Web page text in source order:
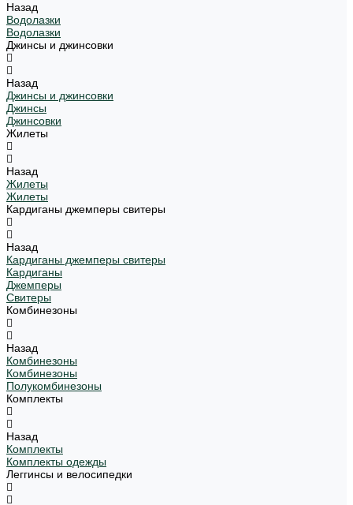
Назад
Водолазки
Водолазки
Джинсы и джинсовки
Назад
Джинсы и джинсовки
Джинсы
Джинсовки
Жилеты
Назад
Жилеты
Жилеты
Кардиганы джемперы свитеры
Назад
Кардиганы джемперы свитеры
Кардиганы
Джемперы
Свитеры
Комбинезоны
Назад
Комбинезоны
Комбинезоны
Полукомбинезоны
Комплекты
Назад
Комплекты
Комплекты одежды
Леггинсы и велосипедки